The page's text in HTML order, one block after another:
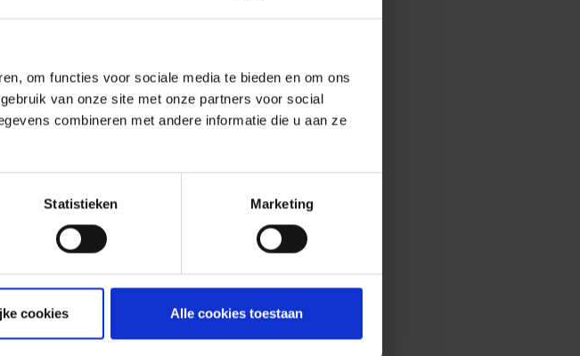
om functies voor sociale media te bieden en om ons
van onze site met onze partners voor social
combineren met andere informatie die u aan ze
Statistieken Marketing
cookies Alle cookies toestaan